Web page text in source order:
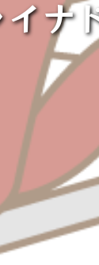
イ